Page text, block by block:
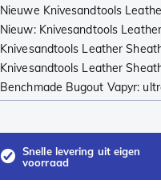
Nieuwe Knivesandtools
Nieuw: Knivesandtools
Knivesandtools Leather
Knivesandtools Leather
Benchmade Bugout Vapyr:
Snelle levering uit eigen
voorraad